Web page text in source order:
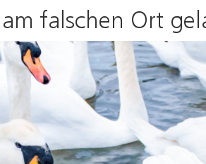
falschen Ort